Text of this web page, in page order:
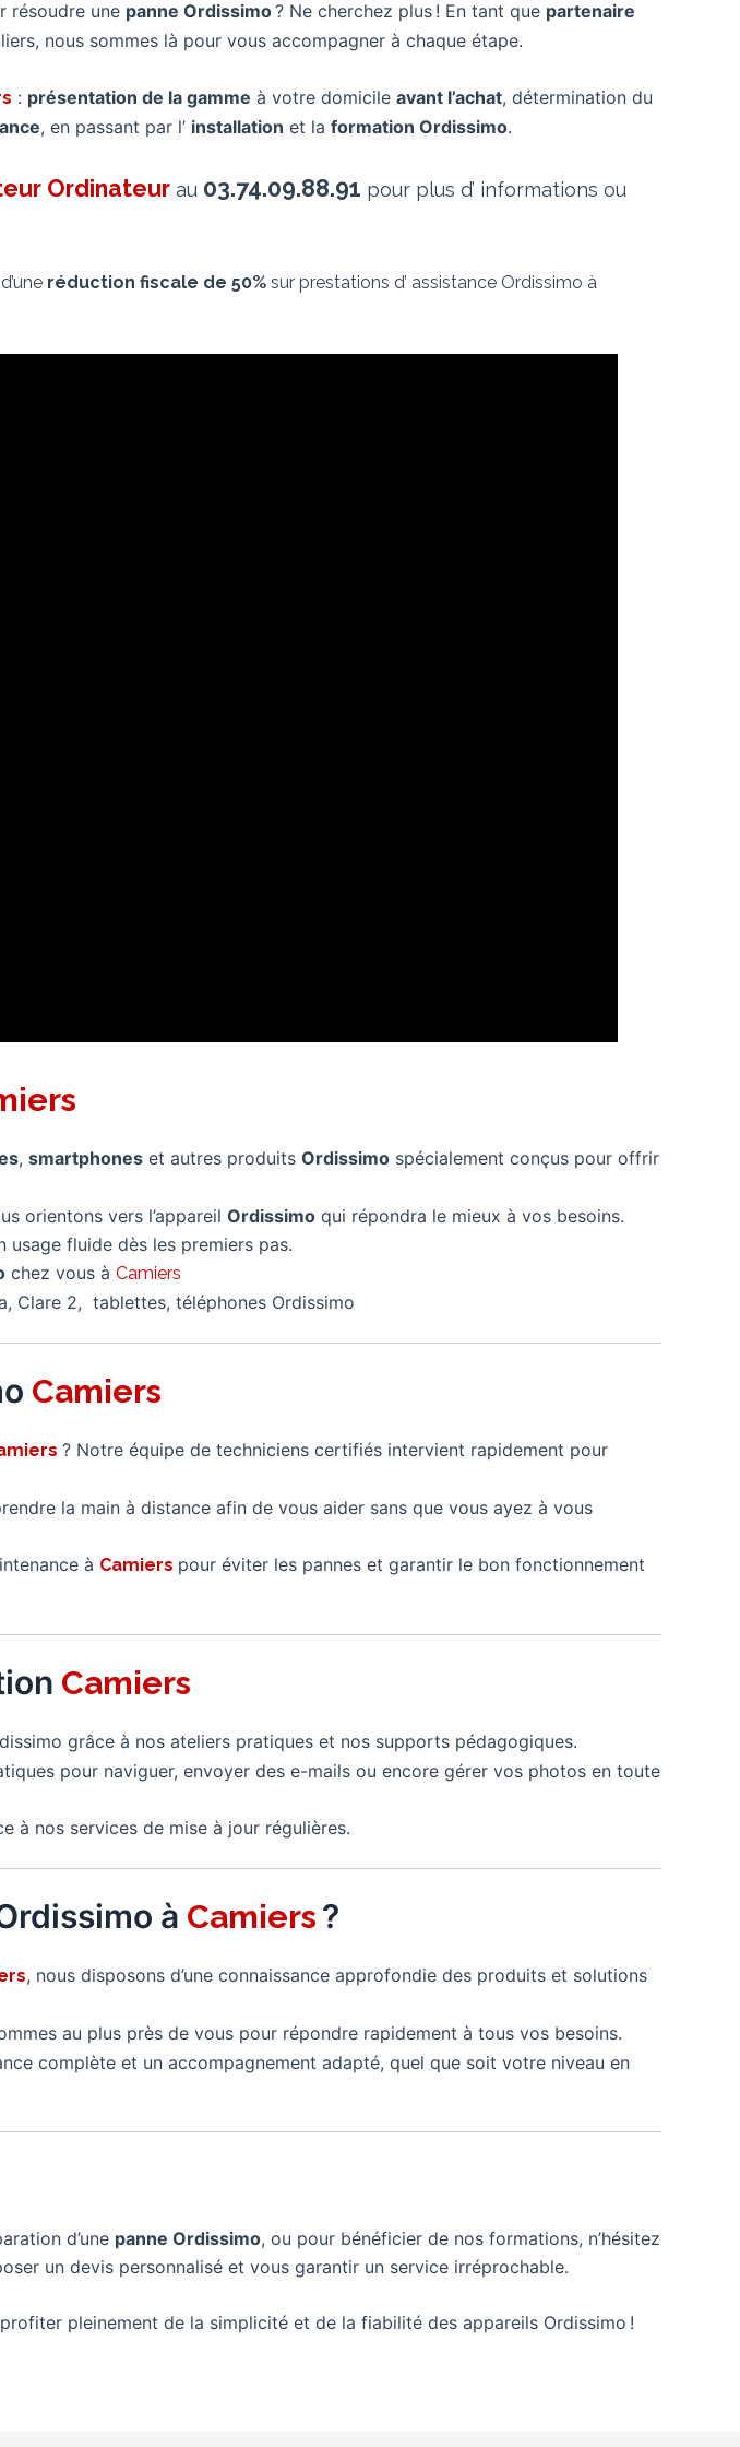
résoudre une panne Ordissimo? Ne cherchez plus ! En tant que partenaire
nous sommes là pour vous accompagner à chaque étape.
: présentation de la gamme à votre domicile avant l’achat, détermination du
, en passant par l’ installation et la formation Ordissimo.
Ordinateur au 03.74.09.88.91 pour plus d’ informations ou
réduction fiscale de 50% sur prestations d’ assistance Ordissimo à
, smartphones et autres produits Ordissimo spécialement conçus pour offrir
orientons vers l’appareil Ordissimo qui répondra le mieux à vos besoins.
usage fluide dès les premiers pas.
chez vous à Camiers
Clare 2, tablettes, téléphones Ordissimo
Camiers
? Notre équipe de techniciens certifiés intervient rapidement pour
la main à distance afin de vous aider sans que vous ayez à vous
à Camiers pour éviter les pannes et garantir le bon fonctionnement
Camiers
grâce à nos ateliers pratiques et nos supports pédagogiques.
pour naviguer, envoyer des e-mails ou encore gérer vos photos en toute
à nos services de mise à jour régulières.
à Camiers ?
, nous disposons d’une connaissance approfondie des produits et solutions
au plus près de vous pour répondre rapidement à tous vos besoins.
complète et un accompagnement adapté, quel que soit votre niveau en
d’une panne Ordissimo, ou pour bénéficier de nos formations, n’hésitez
un devis personnalisé et vous garantir un service irréprochable.
pleinement de la simplicité et de la fiabilité des appareils Ordissimo !